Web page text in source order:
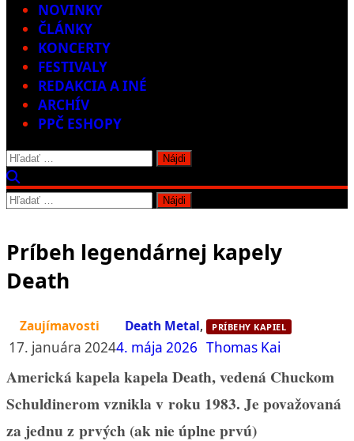
NOVINKY
ČLÁNKY
KONCERTY
FESTIVALY
REDAKCIA A INÉ
ARCHÍV
PPČ ESHOPY
Hľadať:
Hľadať:
Príbeh legendárnej kapely
Death
Zaujímavosti Death Metal, PRÍBEHY KAPIEL
17. januára 20244. mája 2026 Thomas Kai
Americká kapela kapela Death, vedená Chuckom
Schuldinerom vznikla v roku 1983. Je považovaná
za jednu z prvých (ak nie úplne prvú)